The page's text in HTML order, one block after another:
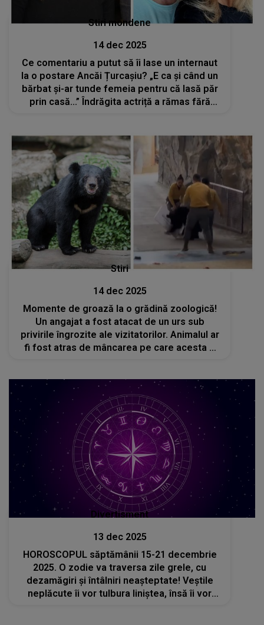
Stiri mondene
14 dec 2025
Ce comentariu a putut să îi lase un internaut
la o postare Ancăi Țurcașiu? „E ca și când un
bărbat și-ar tunde femeia pentru că lasă păr
prin casă...” Îndrăgita actriță a rămas fără
Stiri
14 dec 2025
Momente de groază la o grădină zoologică!
Un angajat a fost atacat de un urs sub
privirile îngrozite ale vizitatorilor. Animalul ar
fi fost atras de mâncarea pe care acesta o
Divertisment
13 dec 2025
HOROSCOPUL săptămânii 15-21 decembrie
2025. O zodie va traversa zile grele, cu
dezamăgiri și întâlniri neașteptate! Veștile
neplăcute îi vor tulbura liniștea, însă îi vor